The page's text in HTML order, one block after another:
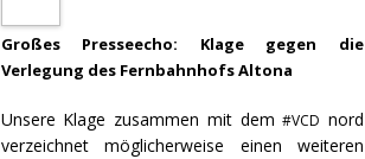
Großes Presseecho: Klage gegen die
Verlegung des Fernbahnhofs Altona
Unsere Klage zusammen mit dem#VCD nord
verzeichnet möglicherweise einen weiteren